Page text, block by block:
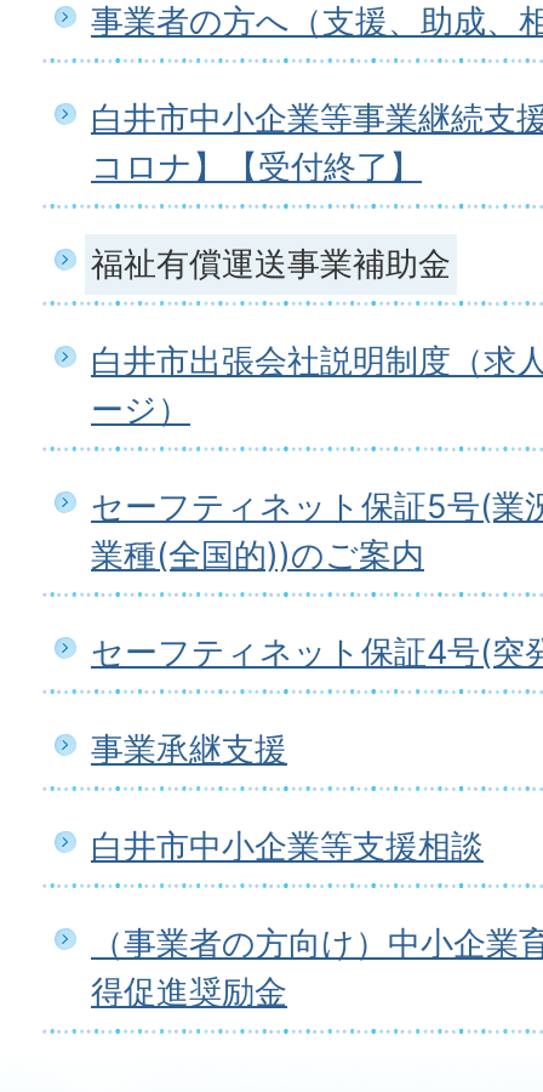
事業者の方へ（支援、助成、
白井市中小企業等事業継続支
コロナ】【受付終了】
福祉有償運送事業補助金
白井市出張会社説明制度（求
ージ）
セーフティネット保証5号(業
業種(全国的))のご案内
セーフティネット保証4号(突
事業承継支援
白井市中小企業等支援相談
（事業者の方向け）中小企業
得促進奨励金